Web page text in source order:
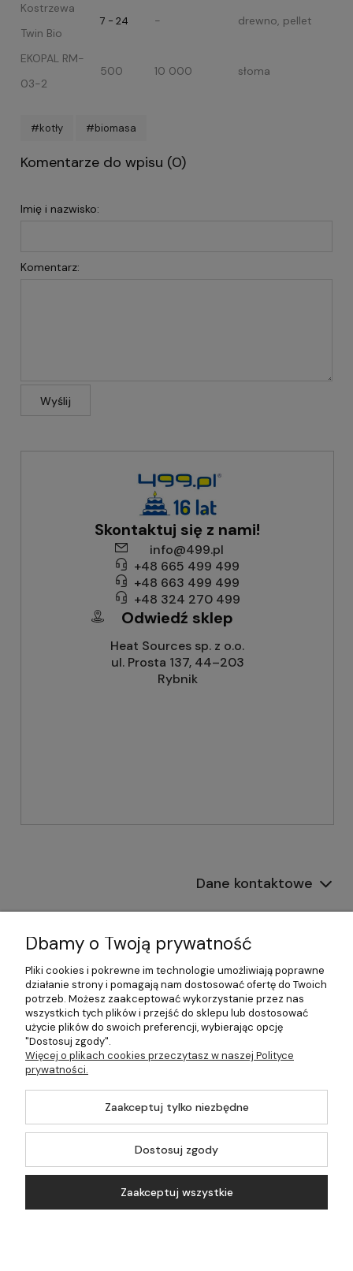
Kostrzewa
Twin Bio
7 - 24 - drewno, pellet
EKOPAL RM-
03-2
500 10 000 słoma
#kotły #biomasa
Komentarze do wpisu (0)
Imię i nazwisko:
Komentarz:
Wyślij
Skontaktuj się z nami!
info@499.pl
+48 665 499 499
+48 663 499 499
+48 324 270 499
Odwiedź sklep
Heat Sources sp. z o.o.
ul. Prosta 137, 44–203
Rybnik
Dane kontaktowe
Informacje
Płatności i dostawa
Pomoc
Moje konto
©2026 Wszelkie Prawa Zastrzeżone | 499.pl - najlepszy sklep z
Dbamy o Twoją prywatność
Pliki cookies i pokrewne im technologie umożliwiają poprawne
działanie strony i pomagają nam dostosować ofertę do Twoich
potrzeb. Możesz zaakceptować wykorzystanie przez nas
wszystkich tych plików i przejść do sklepu lub dostosować
użycie plików do swoich preferencji, wybierając opcję
"Dostosuj zgody".
Więcej o plikach cookies przeczytasz w naszej Polityce
prywatności.
Zaakceptuj tylko niezbędne
Dostosuj zgody
Zaakceptuj wszystkie